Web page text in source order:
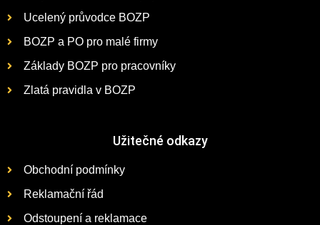
Ucelený průvodce BOZP
BOZP a PO pro malé firmy
Základy BOZP pro pracovníky
Zlatá pravidla v BOZP
Užitečné odkazy
Obchodní podmínky
Reklamační řád
Odstoupení a reklamace